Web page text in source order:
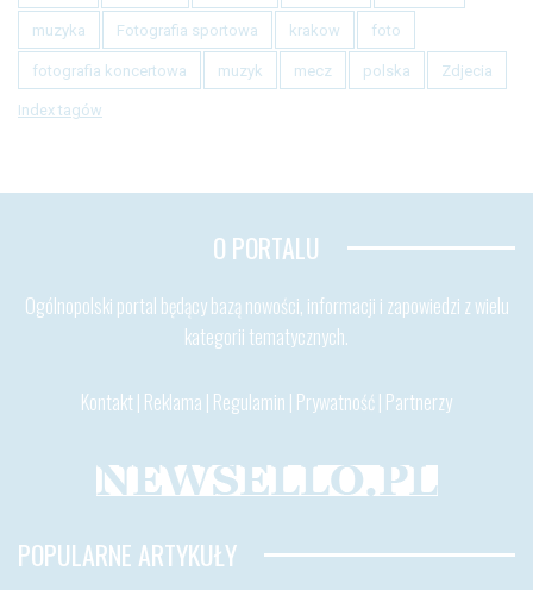
muzyka Fotografia sportowa krakow foto
fotografia koncertowa muzyk mecz polska Zdjecia
Index tagów
O PORTALU
Ogólnopolski portal będący bazą nowości, informacji i zapowiedzi z wielu
kategorii tematycznych.
Kontakt | Reklama | Regulamin | Prywatność| Partnerzy
POPULARNE ARTYKUŁY